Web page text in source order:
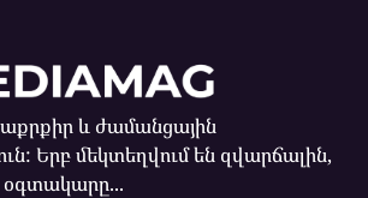
և ժամանցային
Երբ մեկտեղվում են զվարճալին,
օգտակարը...